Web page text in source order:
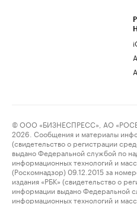
© ООО «БИЗНЕСПРЕСС», АО
2026. Сообщения и материалы
(свидетельство о регистрации
выдано Федеральной службой по
информационных технологий и
(Роскомнадзор) 09.12.2015 за
издания «РБК» (свидетельство о
информации выдано Федеральной
информационных технологий и